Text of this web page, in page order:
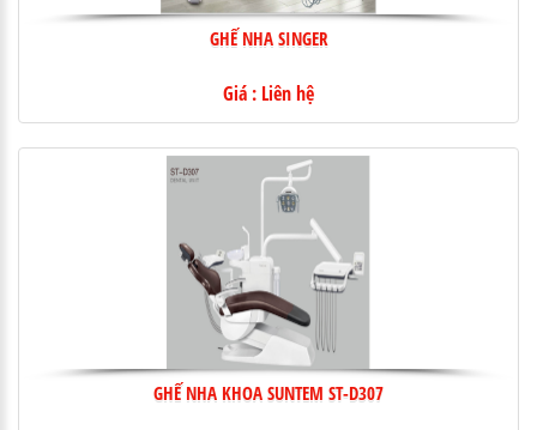
GHẾ NHA SINGER
Giá : Liên hệ
GHẾ NHA KHOA SUNTEM ST-D307